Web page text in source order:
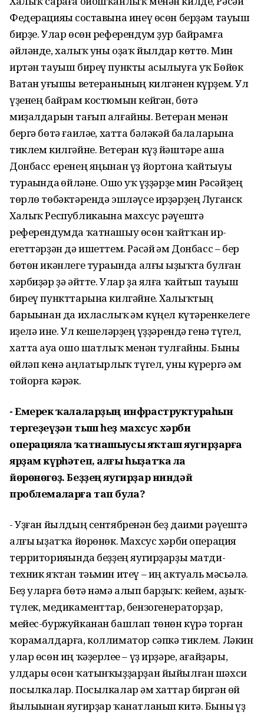
Федерацияһы составына инеү өсөн берҙәм тауыш
бирҙе. Улар өсөн референдум ҙур байрамға
әйләнде, халыҡ уны оҙаҡ йылдар көттө. Мин
иртән тауыш биреү пункты асылыуға уҡ Бөйөк
Ватан һуғышы ветеранының килгәнен күрҙем. Ул
үҙенең байрам костюмын кейгән, бөтә
миҙалдарын тағып алғайны. Ветеран менән
бергә бөтә ғаиләһе, хатта бәләкәй балаларына
тиклем килгәйне. Ветеран күҙ йәштәре аша
Донбасс еренең яңынан үҙ йортона ҡайтыуы
тураһында һөйләне. Ошо уҡ һүҙҙәрҙе мин Рәсәйҙең
төрлө төбәктәрендә эшләүсе ирҙәрҙең Луганск
Халыҡ Республикаһына махсус рәүештә
референдумда ҡатнашыу өсөн ҡайтҡан ир-
егеттәрҙән дә ишеттем. Рәсәй һәм Донбасс – бер
бөтөн икәнлеге тураһында алғы һыҙыҡта булған
хәрбиҙәр ҙә әйтте. Улар ҙа ялға ҡайтып тауыш
биреү пункттарына килгәйне. Халыҡтың
барыһынан да ихласлыҡ һәм күңел күтәренкелеге
һиҙелә ине. Ул кешеләрҙең һүҙҙәрендә генә түгел,
хатта һауа ошо шатлыҡ менән тулғайны. Быны
һөйләп кенә аңлатырлыҡ түгел, уны күрергә һәм
тойорға кәрәк.
- Емерек ҡалаларҙың инфраструктураһын
тергеҙеүҙән тыш һеҙ махсус хәрби
операцияла ҡатнашыусы яҡташ яугирҙарға
ярҙам күрһәтеп, алғы һыҙатҡа ла
йөрөнөгөҙ.Беҙҙең яугирҙар ниндәй
проблемаларға тап була?
- Уҙған йылдың сентябренән беҙ даими рәүештә
алғы һыҙатҡа йөрөнөк. Махсус хәрби операция
территорияһында беҙҙең яугирҙарҙы матди-
техник яҡтан тәьмин итеү – иң актуаль мәсьәлә.
Беҙ уларға бөтә нәмә алып барҙыҡ: кейем, аҙыҡ-
түлек, медикаменттар, бензогенераторҙар,
мейес-буржуйканан башлап төнөн күрә торған
ҡорамалдарға, коллиматор сәпкә тиклем. Ләкин
улар өсөн иң ҡәҙерлеһе – үҙ ирҙәре, ағайҙары,
улдары өсөн ҡатынҡыҙҙарҙан йыйылған шәхси
посылкалар. Посылкалар һәм хаттар биргән өй
йылыһынан яугирҙар ҡанатланып китә. Быны һүҙ